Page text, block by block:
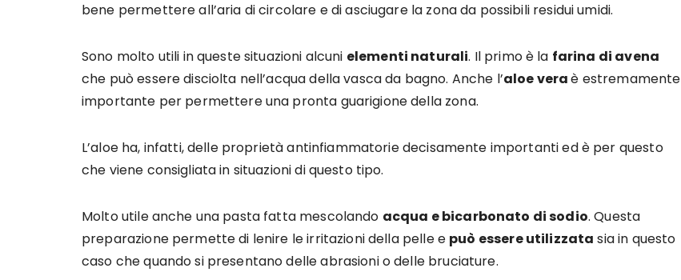
bene permettere all’aria di circolare e di asciugare la zona da possibili residui umidi.
Sono molto utili in queste situazioni alcuni elementi naturali. Il primo è la farina di avena
che può essere disciolta nell’acqua della vasca da bagno. Anche l’aloe veraè estremamente
importante per permettere una pronta guarigione della zona.
L’aloe ha, infatti, delle proprietà antinfiammatorie decisamente importanti ed è per questo
che viene consigliata in situazioni di questo tipo.
Molto utile anche una pasta fatta mescolando acqua e bicarbonato di sodio. Questa
preparazione permette di lenire le irritazioni della pelle e può essere utilizzata sia in questo
caso che quando si presentano delle abrasioni o delle bruciature.